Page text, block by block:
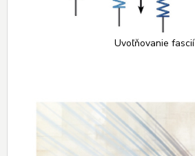
Uvoľňovanie fascií